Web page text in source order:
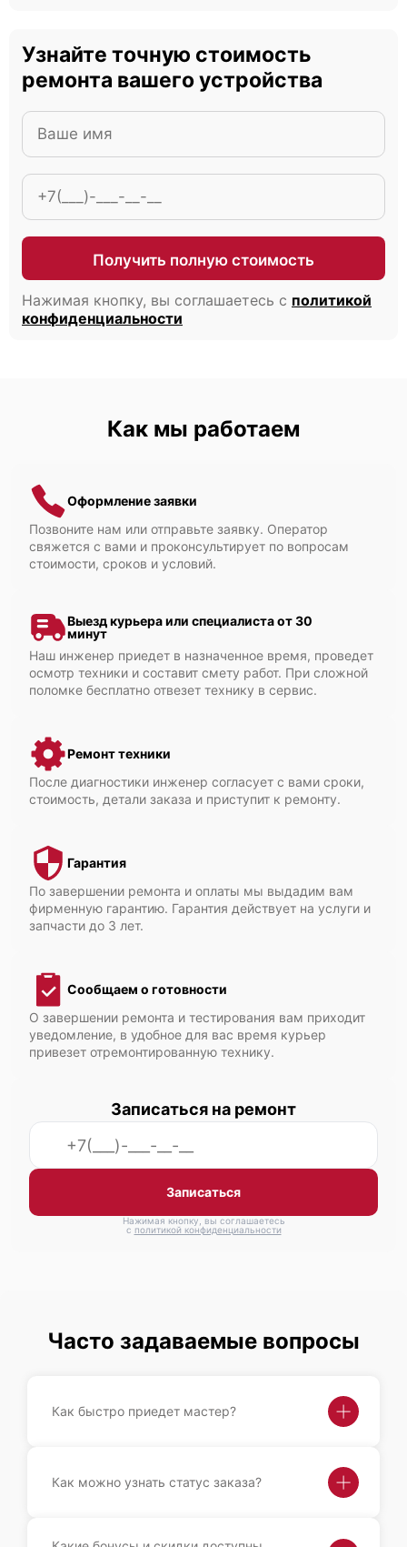
Узнайте точную стоимость
ремонта вашего устройства
Получить полную стоимость
Нажимая кнопку, вы соглашаетесь с политикой
конфиденциальности
Как мы работаем
Оформление заявки
Позвоните нам или отправьте заявку. Оператор
свяжется с вами и проконсультирует по вопросам
стоимости, сроков и условий.
Выезд курьера или специалиста от 30
минут
Наш инженер приедет в назначенное время, проведет
осмотр техники и составит смету работ. При сложной
поломке бесплатно отвезет технику в сервис.
Ремонт техники
После диагностики инженер согласует с вами сроки,
стоимость, детали заказа и приступит к ремонту.
Гарантия
По завершении ремонта и оплаты мы выдадим вам
фирменную гарантию. Гарантия действует на услуги и
запчасти до 3 лет.
Сообщаем о готовности
О завершении ремонта и тестирования вам приходит
уведомление, в удобное для вас время курьер
привезет отремонтированную технику.
Записаться на ремонт
Записаться
Нажимая кнопку, вы соглашаетесь
с политикой конфиденциальности
Часто задаваемые вопросы
Как быстро приедет мастер?
Как можно узнать статус заказа?